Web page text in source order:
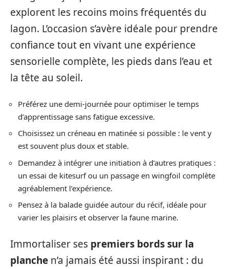
explorent les recoins moins fréquentés du
lagon. L’occasion s’avère idéale pour prendre
confiance tout en vivant une expérience
sensorielle complète, les pieds dans l’eau et
la tête au soleil.
Préférez une demi-journée pour optimiser le temps
d’apprentissage sans fatigue excessive.
Choisissez un créneau en matinée si possible : le vent y
est souvent plus doux et stable.
Demandez à intégrer une initiation à d’autres pratiques :
un essai de kitesurf ou un passage en wingfoil complète
agréablement l’expérience.
Pensez à la balade guidée autour du récif, idéale pour
varier les plaisirs et observer la faune marine.
Immortaliser ses premiers bords sur la
planche n’a jamais été aussi inspirant : du